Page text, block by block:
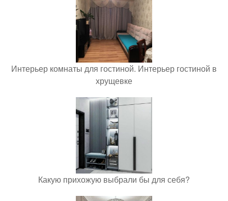
Интерьер комнаты для гостиной. Интерьер гостиной в
хрущевке
Какую прихожую выбрали бы для себя?